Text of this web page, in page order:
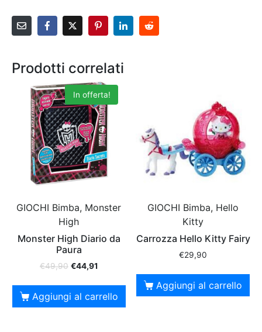
Prodotti correlati
In offerta!
GIOCHI Bimba, Monster
High
Monster High Diario da
Paura
€49,90 €44,91
Aggiungi al carrello
GIOCHI Bimba, Hello
Kitty
Carrozza Hello Kitty Fairy
€29,90
Aggiungi al carrello